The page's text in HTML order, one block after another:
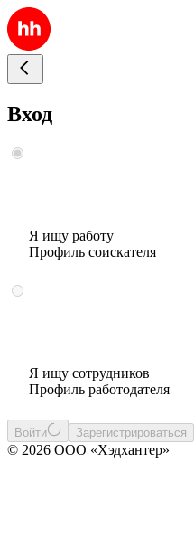
Вход
Я ищу работу
Профиль соискателя
Я ищу сотрудников
Профиль работодателя
Войти Зарегистрироваться
© 2026 ООО «Хэдхантер»